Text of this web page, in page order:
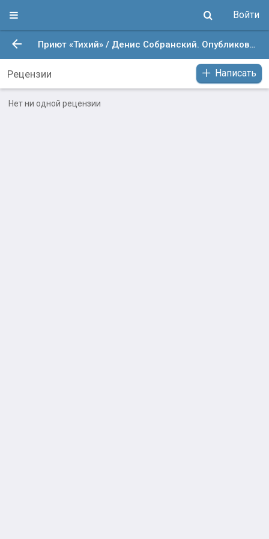
Войти
Приют «Тихий» / Денис Собранский. Опубликовано: 7 май. 2026 в 8:55
Рецензии Написать
Нет ни одной рецензии